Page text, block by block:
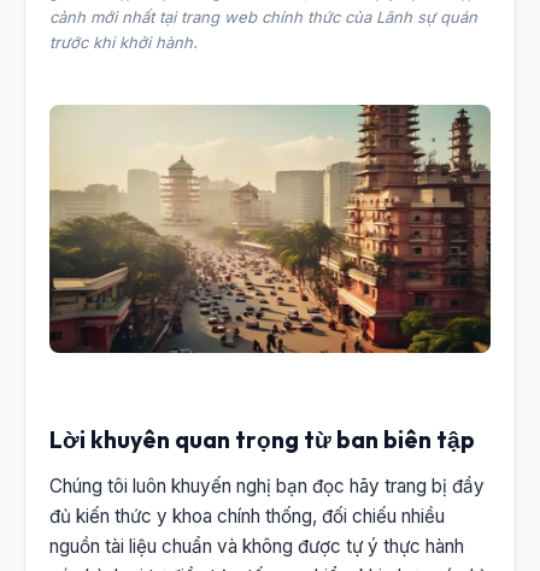
cảnh mới nhất tại trang web chính thức của Lãnh sự quán
trước khi khởi hành.
Lời khuyên quan trọng từ ban biên tập
Chúng tôi luôn khuyến nghị bạn đọc hãy trang bị đầy
đủ kiến thức y khoa chính thống, đối chiếu nhiều
nguồn tài liệu chuẩn và không được tự ý thực hành